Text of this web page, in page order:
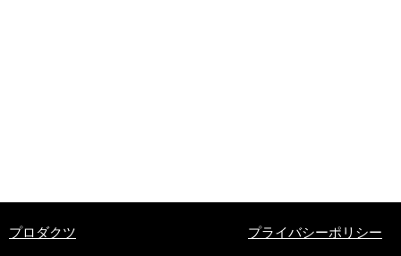
​プロダクツ プライバシーポリシー